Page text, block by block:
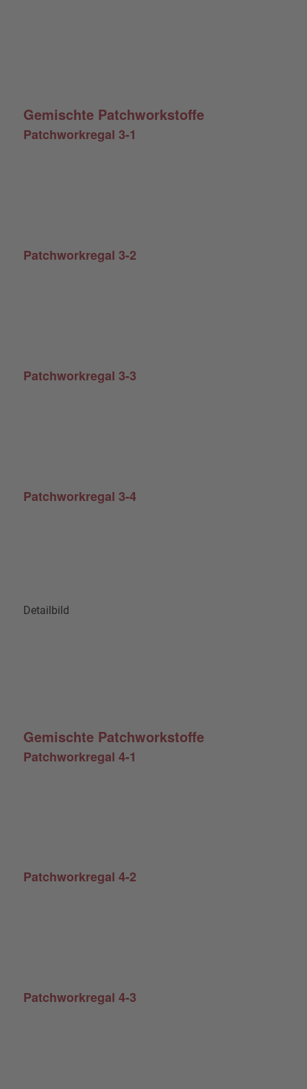
Gemischte Patchworkstoffe
Patchworkregal 3-1
Patchworkregal 3-2
Patchworkregal 3-3
Patchworkregal 3-4
Detailbild
Gemischte Patchworkstoffe
Patchworkregal 4-1
Patchworkregal 4-2
Patchworkregal 4-3